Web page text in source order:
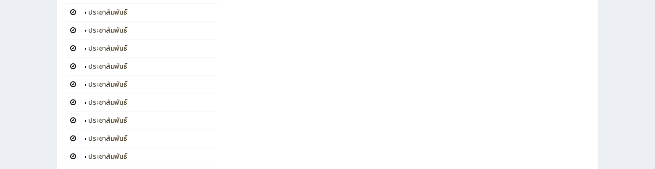
• ประชาสัมพันธ์
• ประชาสัมพันธ์
• ประชาสัมพันธ์
• ประชาสัมพันธ์
• ประชาสัมพันธ์
• ประชาสัมพันธ์
• ประชาสัมพันธ์
• ประชาสัมพันธ์
• ประชาสัมพันธ์